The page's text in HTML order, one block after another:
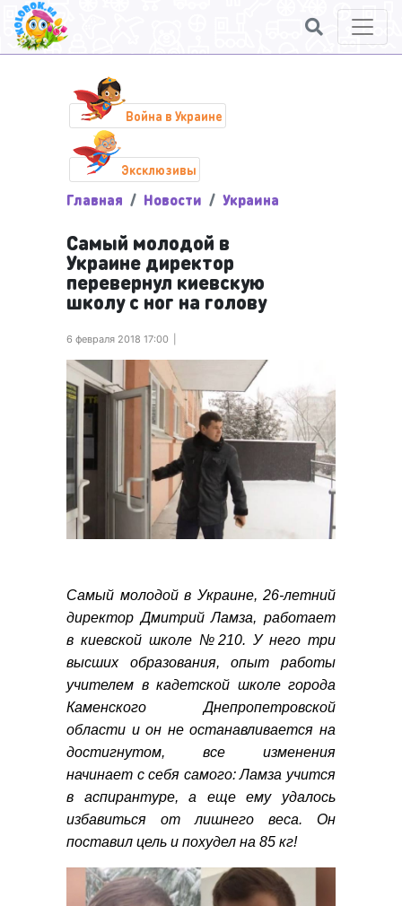
Война в Украине
Эксклюзивы
Главная Новости Украина
Самый молодой в
Украине директор
перевернул киевскую
школу с ног на голову
6 февраля 2018 17:00
Самый молодой в Украине, 26-летний
директор Дмитрий Ламза, работает
в киевской школе №210. У него три
высших образования, опыт работы
учителем в кадетской школе города
Каменского Днепропетровской
области ион не останавливается на
достигнутом, все изменения
начинает с себя самого: Ламза учится
в аспирантуре, а еще ему удалось
избавиться от лишнего веса. Он
поставил цель и похудел на 85 кг!